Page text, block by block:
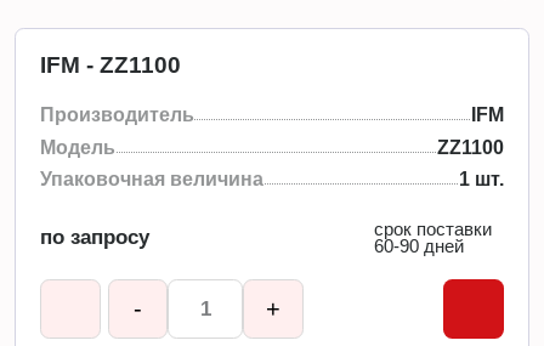
IFM - ZZ1100
Производитель
IFM
Модель
ZZ1100
Упаковочная величина
1 шт.
по запросу
срок поставки
60-90 дней
- +